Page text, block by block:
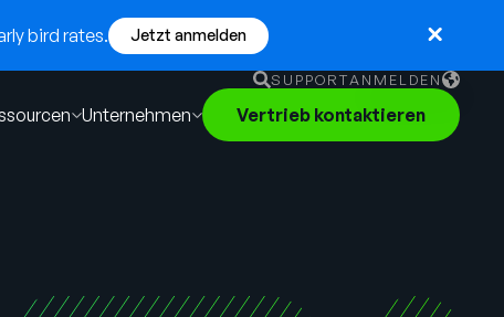
bird rates. Jetzt anmelden
SUPPORTANMELDEN
English
German
Unternehmen Vertrieb kontaktieren